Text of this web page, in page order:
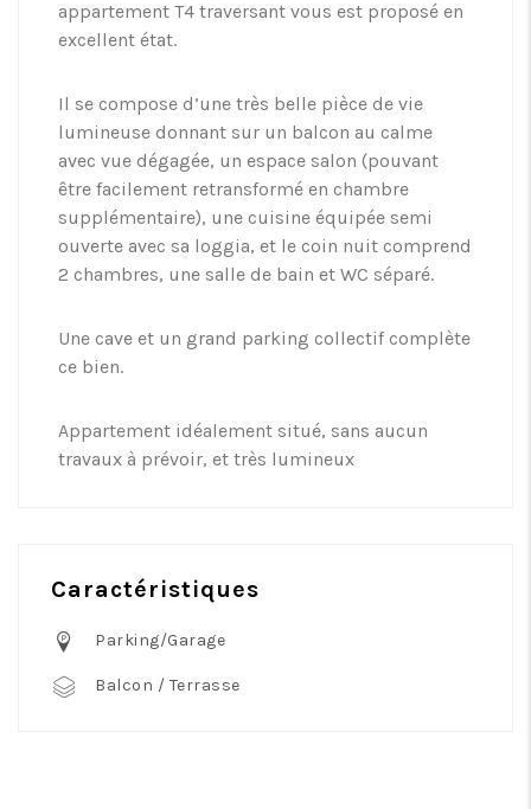
appartement T4 traversant vous est proposé en
excellent état.
Il se compose d’une très belle pièce de vie
lumineuse donnant sur un balcon au calme
avec vue dégagée, un espace salon (pouvant
être facilement retransformé en chambre
supplémentaire), une cuisine équipée semi
ouverte avec sa loggia, et le coin nuit comprend
2 chambres, une salle de bain et WC séparé.
Une cave et un grand parking collectif complète
ce bien.
Appartement idéalement situé, sans aucun
travaux à prévoir, et très lumineux
Caractéristiques
Parking/Garage
Balcon / Terrasse